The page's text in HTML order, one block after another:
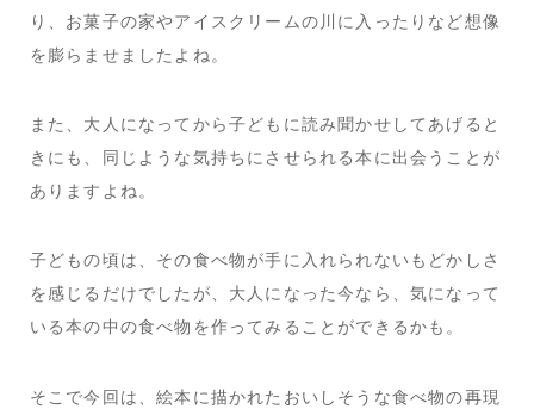
り、お菓子の家やアイスクリームの川に入ったりなど想像
を膨らませましたよね。
また、大人になってから子どもに読み聞かせしてあげると
きにも、同じような気持ちにさせられる本に出会うことが
ありますよね。
子どもの頃は、その食べ物が手に入れられないもどかしさ
を感じるだけでしたが、大人になった今なら、気になって
いる本の中の食べ物を作ってみることができるかも。
そこで今回は、絵本に描かれたおいしそうな食べ物の再現